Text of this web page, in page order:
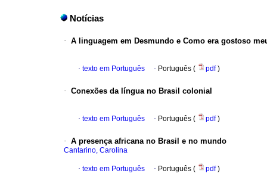
Notícias
· A linguagem em Desmundo e Como era gostoso
· texto em Português · Português ( pdf)
· Conexões da língua no Brasil colonial
· texto em Português · Português ( pdf)
· A presença africana no Brasil e no mundo
Cantarino, Carolina
· texto em Português · Português ( pdf)